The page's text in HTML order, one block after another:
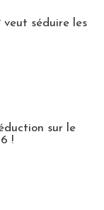
séduire les
sur le
!